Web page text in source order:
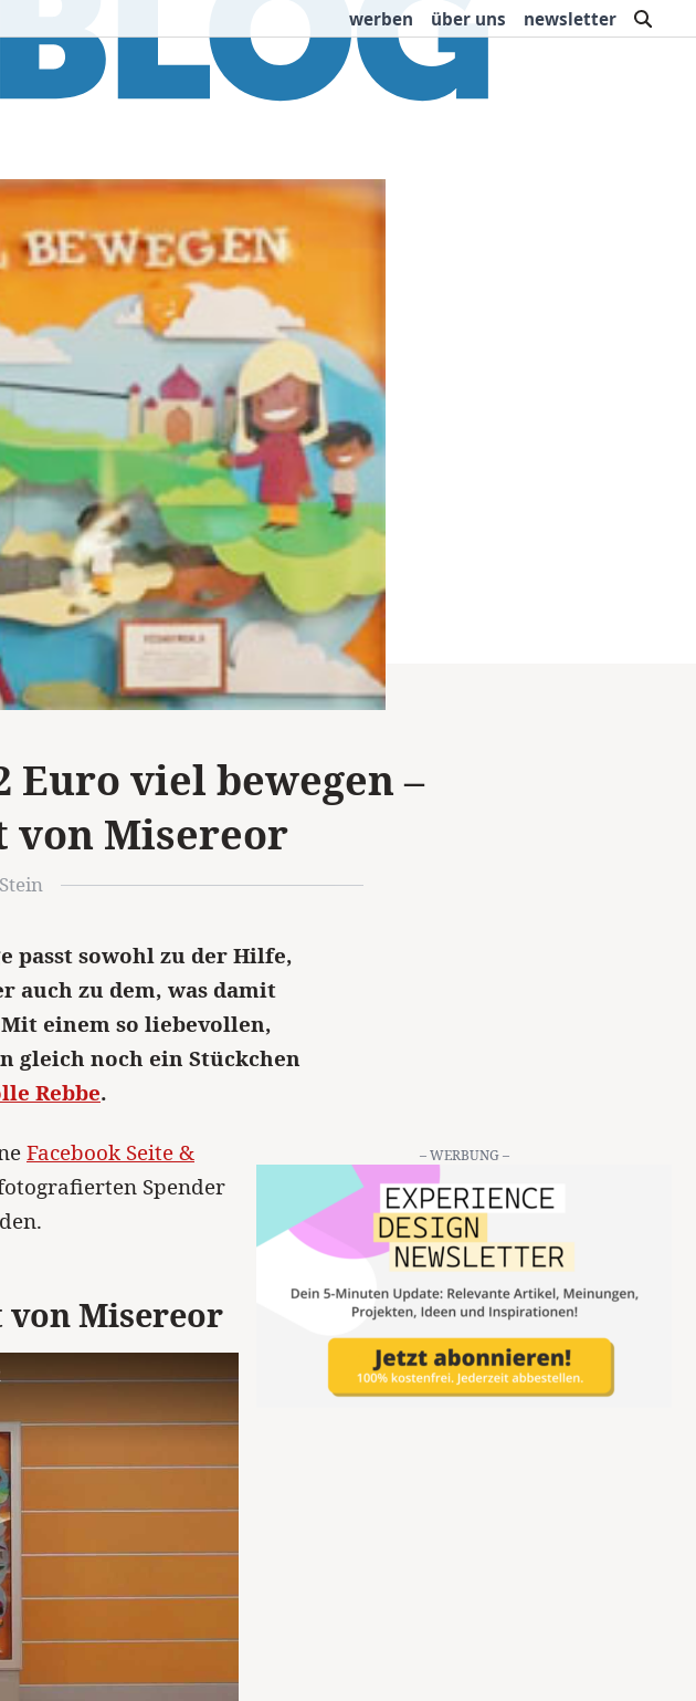
werben über uns newsletter
Über uns Werbung
Buchtipps
Euro viel bewegen –
Misereor
passt sowohl zu der Hilfe,
auch zu dem, was damit
einem so liebevollen,
gleich noch ein Stückchen
Rebbe.
– WERBUNG –
Facebook Seite &
Spender
Misereor